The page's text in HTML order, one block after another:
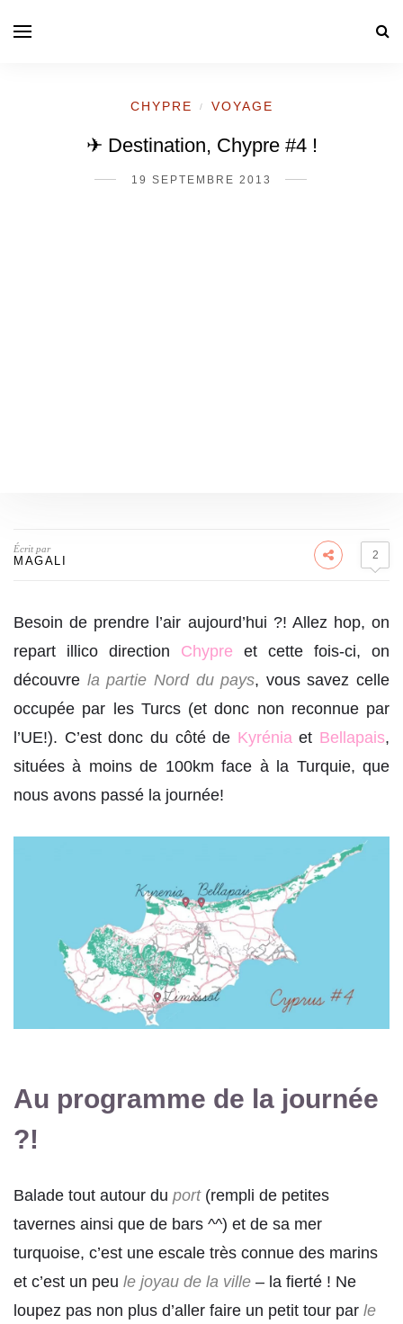
CHYPRE / VOYAGE
✈ Destination, Chypre #4 !
19 SEPTEMBRE 2013
Écrit par
MAGALI 2
Besoin de prendre l’air aujourd’hui ?! Allez hop, on
repart illico direction Chypre et cette fois-ci, on
découvre la partie Nord du pays, vous savez celle
occupée par les Turcs (et donc non reconnue par
l’UE!). C’est donc du côté de Kyréniaet Bellapais,
situées à moins de 100km face à la Turquie, que
nous avons passé la journée!
Au programme de la journée
?!
Balade tout autour du port(rempli de petites
tavernes ainsi que de bars ^^) et de sa mer
turquoise, c’est une escale très connue des marins
et c’est un peu le joyau de la ville – la fierté ! Ne
loupez pas non plus d’aller faire un petit tour par le